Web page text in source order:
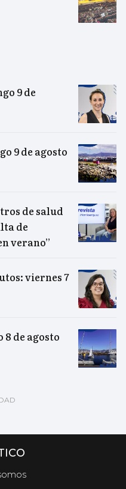
9 de
9 de agosto
de salud
de
verano”
viernes 7
8 de agosto